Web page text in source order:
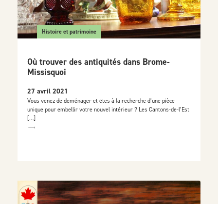
Histoire et patrimoine
Où trouver des antiquités dans Brome-
Missisquoi
27 avril 2021
Vous venez de deménager et êtes à la recherche d’une pièce
unique pour embellir votre nouvel intérieur ? Les Cantons-de-l’Est
[…]